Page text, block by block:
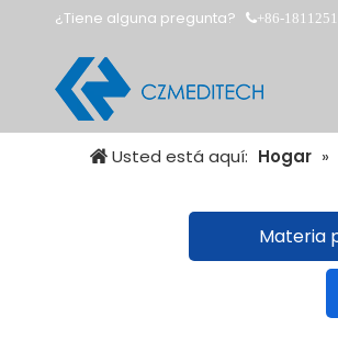
¿Tiene alguna pregunta? +86-
Usted está aquí: Hogar »
Materia